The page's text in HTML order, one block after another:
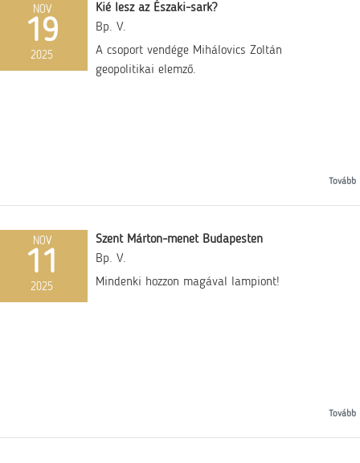
NOV
19
2025
Kié lesz az Északi-sark?
Bp. V.
A csoport vendége Mihálovics Zoltán
geopolitikai elemző.
Tovább
NOV
11
2025
Szent Márton-menet Budapesten
Bp. V.
Mindenki hozzon magával lampiont!
Tovább